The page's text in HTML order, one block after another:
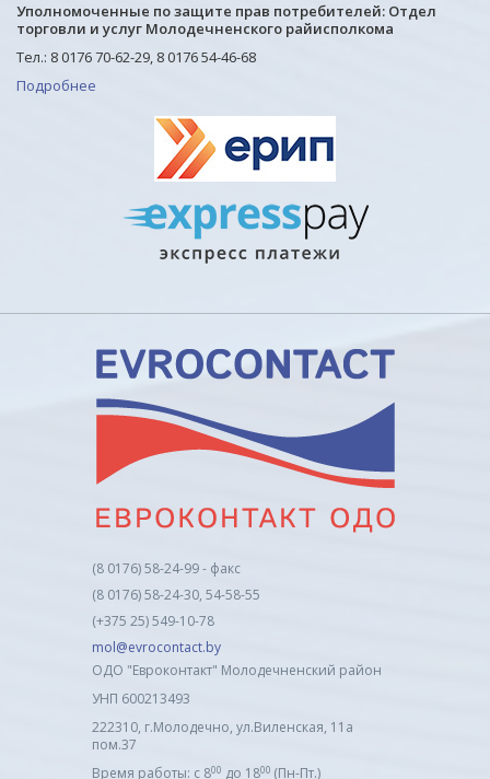
Уполномоченные по защите прав потребителей: Отдел
торговли и услуг Молодечненского райисполкома
Тел.: 8 0176 70-62-29, 8 0176 54-46-68
Подробнее
(8 0176) 58-24-99 - факс
(8 0176) 58-24-30, 54-58-55
(+375 25) 549-10-78
mol@evrocontact.by
ОДО "Евроконтакт" Молодечненский район
УНП 600213493
222310, г.Молодечно, ул.Виленская, 11а
пом.37
Время работы: с 800 до 1800 (Пн-Пт.)